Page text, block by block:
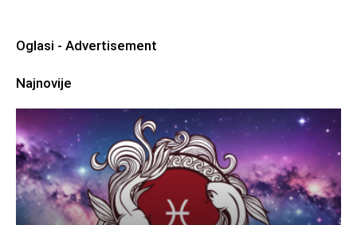
Oglasi - Advertisement
Najnovije